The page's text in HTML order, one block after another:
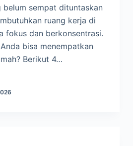
sempat dituntaskan
ruang kerja di
fokus dan berkonsentrasi.
bisa menempatkan
Berikut 4…